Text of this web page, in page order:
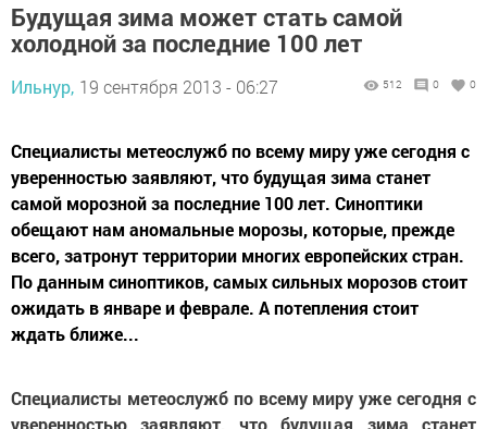
Будущая зима может стать самой
холодной за последние 100 лет
Ильнур, 19 сентября 2013 - 06:27 512 0 0
Специалисты метеослужб по всему миру уже сегодня с
уверенностью заявляют, что будущая зима станет
самой морозной за последние 100 лет. Синоптики
обещают нам аномальные морозы, которые, прежде
всего, затронут территории многих европейских стран.
По данным синоптиков, самых сильных морозов стоит
ожидать в январе и феврале. А потепления стоит
ждать ближе...
Специалисты метеослужб по всему миру уже сегодня с
уверенностью заявляют, что будущая зима станет